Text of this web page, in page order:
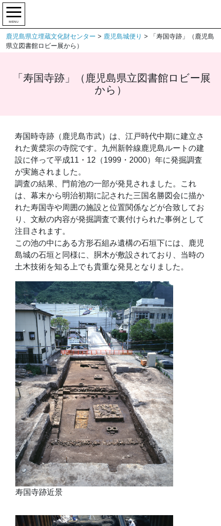
MENU
鹿児島県立埋蔵文化財センター > 鹿児島城便り >
「寿国寺跡」（鹿児島
県立図書館ロビー展から）
「寿国寺跡」（鹿児島県立図書館ロビー展
から）
寿国時寺跡（鹿児島市武）は、江戸時代中期に建立さ
れた黄檗宗の寺院です。九州新幹線鹿児島ルートの建
設に伴って平成11・12（1999・2000）年に発掘調査
が実施されました。
調査の結果、門前池の一部が発見されました。これ
は、幕末から明治初期に記された三国名勝図会に描か
れた寿国寺や周囲の施設と位置関係などが合致してお
り、文献の内容が発掘調査で裏付けられた事例として
注目されます。
この池の中にある方形石組み遺構の石垣下には、鹿児
島城の石垣と同様に、胴木が敷設されており、当時の
土木技術を知る上でも貴重な発見となりました。
寿国寺跡近景